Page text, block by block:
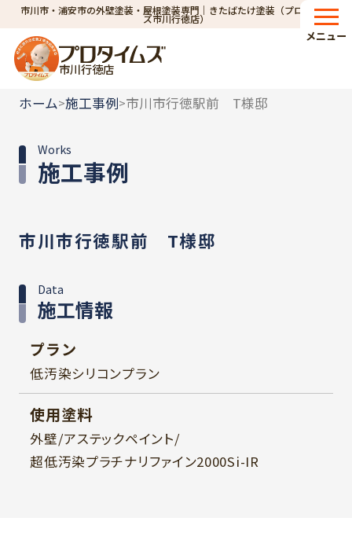
市川市・浦安市の外壁塗装・屋根塗装専門｜きたばたけ塗装（プロタイム
ズ市川行徳店）
市川行徳店
メニュー
ホーム>施工事例>市川市行徳駅前 T様邸
施工事例
Works
市川市行徳駅前 T様邸
施工情報
Data
プラン
低汚染シリコンプラン
使用塗料
外壁/アステックペイント/
超低汚染プラチナリファイン2000Si-IR